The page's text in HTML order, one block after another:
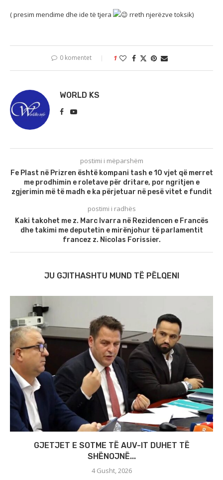
( presim mendime dhe ide të tjera rreth njerëzve toksik)
0 komentet 1
WORLD KS
postimi i mëparshëm
Fe Plast në Prizren është kompani tash e 10 vjet që merret
me prodhimin e roletave për dritare, por ngritjen e
zgjerimin më të madh e ka përjetuar në pesë vitet e fundit
postimi i radhës
Kaki takohet me z. Marc Ivarra në Rezidencen e Francës
dhe takimi me deputetin e mirënjohur të parlamentit
francez z. Nicolas Forissier.
JU GJITHASHTU MUND TË PËLQENI
GJETJET E SOTME TË AUV-IT DUHET TË
SHËNOJNË...
4 Gusht, 2026